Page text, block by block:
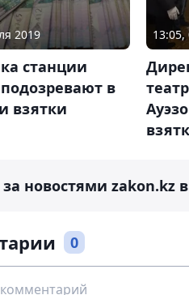
2019
станции
в
взятки
новостями zakon.kz
0